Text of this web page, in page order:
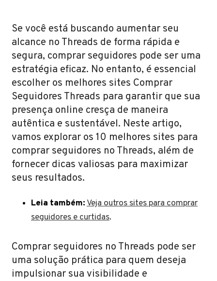
Se você está buscando aumentar seu
alcance no Threads de forma rápida e
segura, comprar seguidores pode ser uma
estratégia eficaz. No entanto, é essencial
escolher os melhores sites Comprar
Seguidores Threads para garantir que sua
presença online cresça de maneira
autêntica e sustentável. Neste artigo,
vamos explorar os 10 melhores sites para
comprar seguidores no Threads, além de
fornecer dicas valiosas para maximizar
seus resultados.
Leia também:Veja outros sites para comprar
seguidores e curtidas.
Comprar seguidores no Threads pode ser
uma solução prática para quem deseja
impulsionar sua visibilidade e